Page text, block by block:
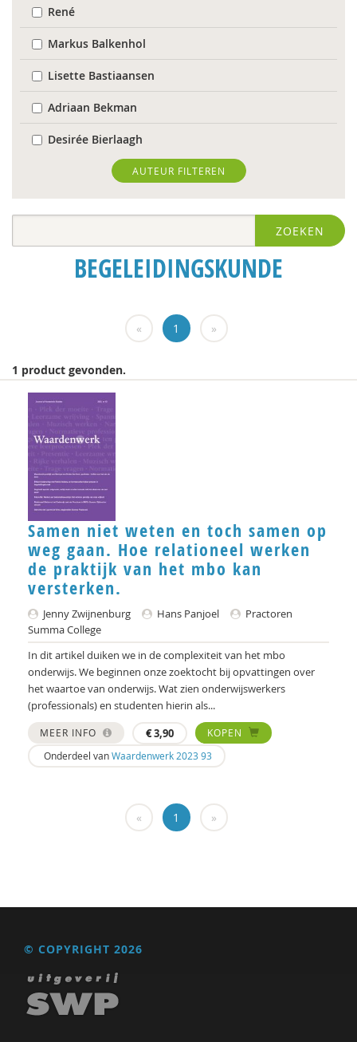
René
Markus Balkenhol
Lisette Bastiaansen
Adriaan Bekman
Desirée Bierlaagh
Karianne den Boer
Antoinette Bolscher
Jan Bransen
Xannah Brohm
Richard Brons
Joeri Calsius
Garina Coenders
Mirjam-Iris Crox
Richard de Brabander
Peter de Groot
Michiel de Ronde
Marcel de Rooij
Ineke de Vries
Jan den Bakker
Josje Dikkers
Gerard Drosterij
Saar Frieling
Anne Goossensen
Lotte Huijing
Karlijn de Jong
Ton Jorna
AUTEUR FILTEREN
ZOEKEN
BEGELEIDINGSKUNDE
« 1 »
1 product gevonden.
Samen niet weten en toch samen op
weg gaan. Hoe relationeel werken
de praktijk van het mbo kan
versterken.
Jenny Zwijnenburg Hans Panjoel
Practoren
Summa College
In dit artikel duiken we in de complexiteit van het mbo
onderwijs. We beginnen onze zoektocht bij opvattingen over
het waartoe van onderwijs. Wat zien onderwijswerkers
(professionals) en studenten hierin als...
MEER INFO €3,90
KOPEN
Onderdeel vanWaardenwerk 2023 93
« 1 »
© COPYRIGHT 2026